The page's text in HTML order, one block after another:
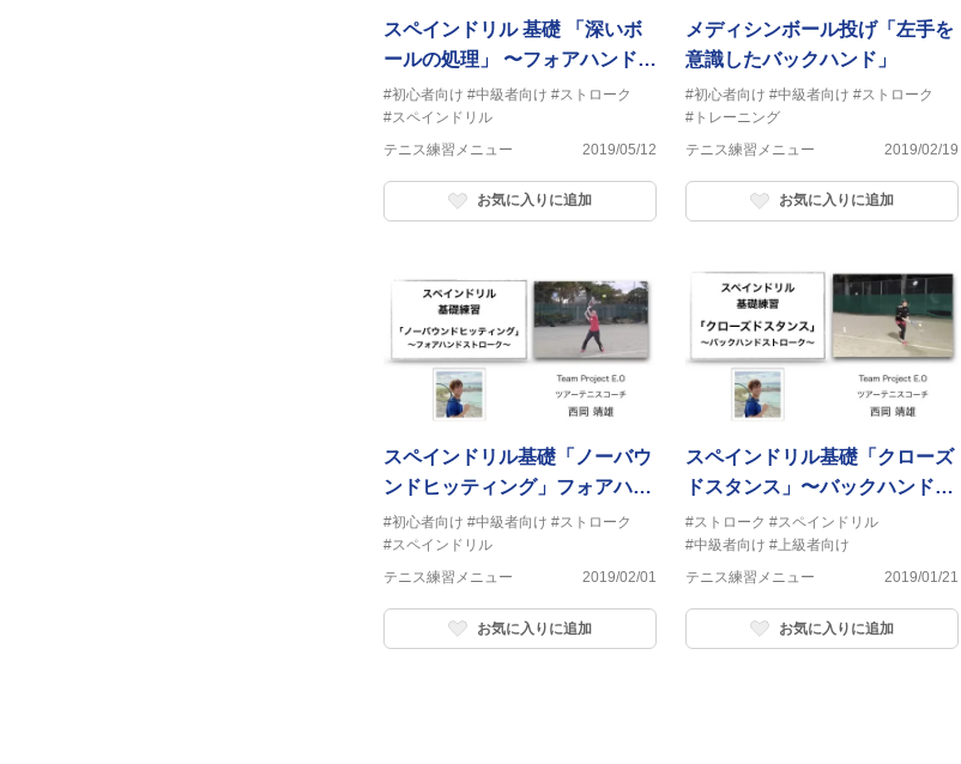
スペインドリル 基礎 「深いボ
ールの処理」 〜フォアハンドス
トローク〜
#初心者向け #中級者向け #ストローク
#スペインドリル
テニス練習メニュー
2019/05/12
お気に入りに追加
メディシンボール投げ「左手を
意識したバックハンド」
#初心者向け #中級者向け #ストローク
#トレーニング
テニス練習メニュー
2019/02/19
お気に入りに追加
スペインドリル基礎「ノーバウ
ンドヒッティング」フォアハン
ドストローク
#初心者向け #中級者向け #ストローク
#スペインドリル
テニス練習メニュー
2019/02/01
お気に入りに追加
スペインドリル基礎「クローズ
ドスタンス」〜バックハンドス
トローク〜
#ストローク #スペインドリル
#中級者向け #上級者向け
テニス練習メニュー
2019/01/21
お気に入りに追加